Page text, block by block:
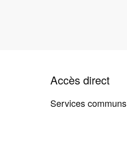
Accès direct
Services communs